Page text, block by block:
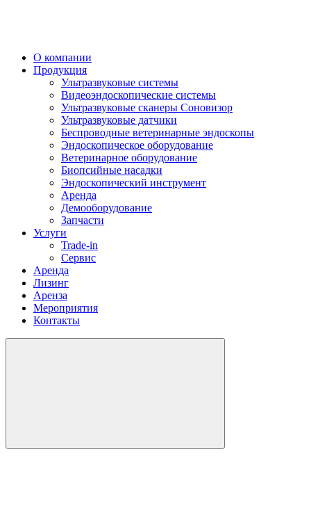
О компании
Продукция
Ультразвуковые системы
Видеоэндоскопические системы
Ультразвуковые сканеры Соновизор
Ультразвуковые датчики
Беспроводные ветеринарные эндоскопы
Эндоскопическое оборудование
Ветеринарное оборудование
Биопсийные насадки
Эндоскопический инструмент
Аренда
Демооборудование
Запчасти
Услуги
Trade-in
Сервис
Аренда
Лизинг
Аренза
Мероприятия
Контакты